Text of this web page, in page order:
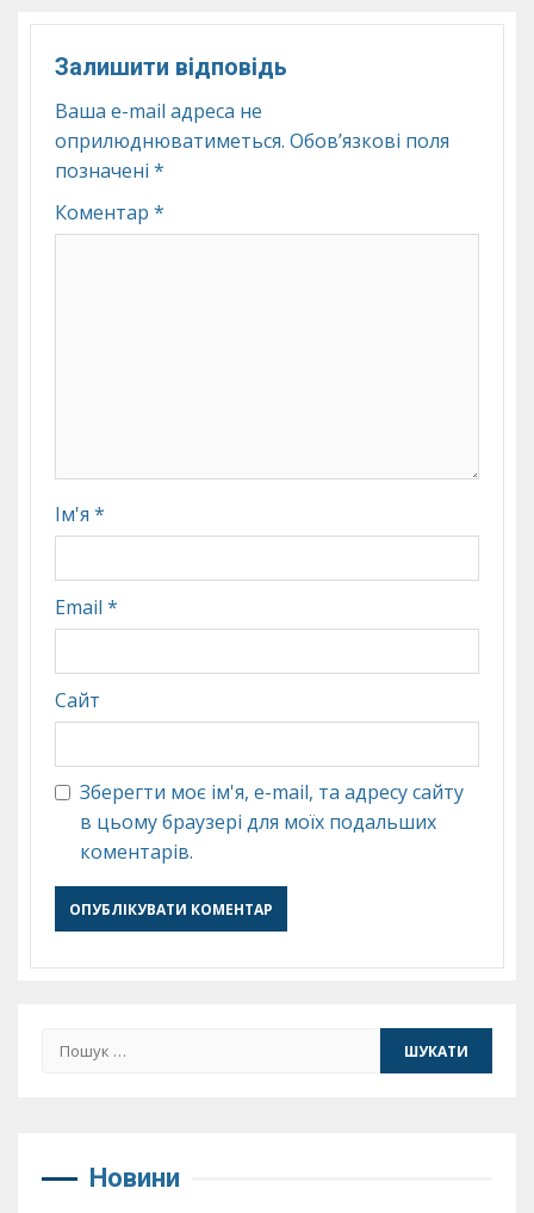
Залишити відповідь
Ваша e-mail адреса не
оприлюднюватиметься. Обов’язкові поля
позначені *
Коментар *
Ім'я *
Email *
Сайт
Зберегти моє ім'я, e-mail, та адресу сайту
в цьому браузері для моїх подальших
коментарів.
Пошук:
Новини